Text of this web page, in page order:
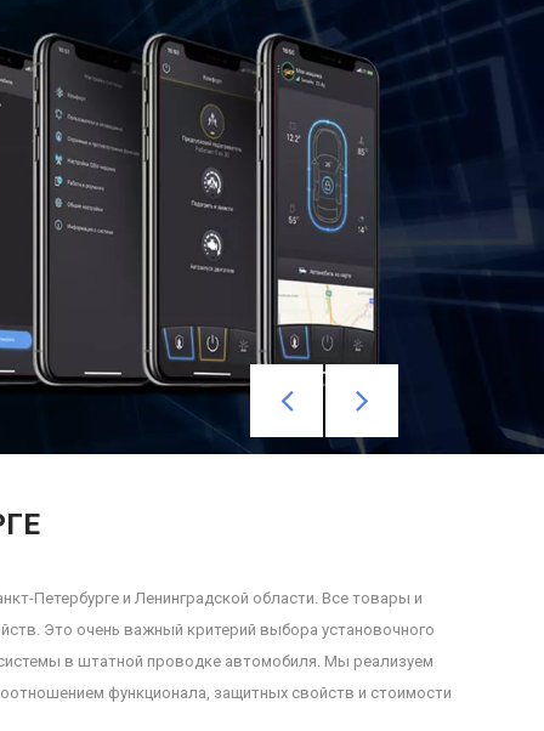
Петербурге и Ленинградской области. Все товары и
Это очень важный критерий выбора установочного
в штатной проводке автомобиля. Мы реализуем
функционала, защитных свойств и стоимости